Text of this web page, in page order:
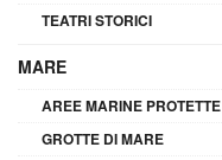
TEATRI STORICI
MARE
AREE MARINE PROTETTE
GROTTE DI MARE